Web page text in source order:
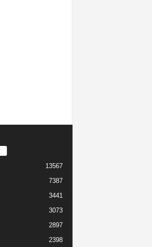
13567
7387
3441
3073
2897
2398